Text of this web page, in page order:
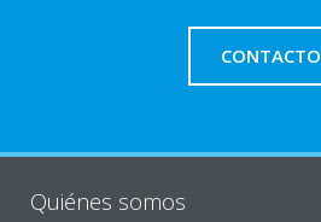
CONTACTO
Quiénes somos